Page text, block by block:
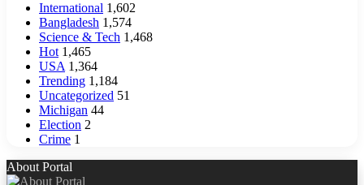
International 1,602
Bangladesh 1,574
Science & Tech 1,468
Hot 1,465
USA 1,364
Trending 1,184
Uncategorized 51
Michigan 44
Election 2
Crime 1
About Portal